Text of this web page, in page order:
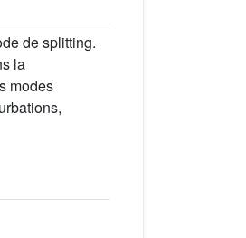
de splitting.
la
modes